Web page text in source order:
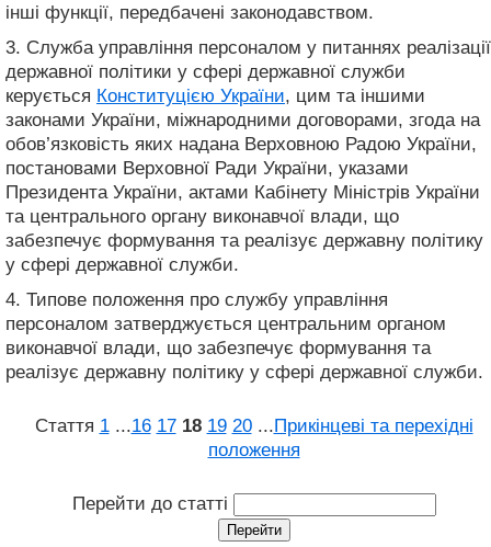
інші функції, передбачені законодавством.
3. Служба управління персоналом у питаннях реалізації
державної політики у сфері державної служби
керується Конституцією України, цим та іншими
законами України, міжнародними договорами, згода на
обов’язковість яких надана Верховною Радою України,
постановами Верховної Ради України, указами
Президента України, актами Кабінету Міністрів України
та центрального органу виконавчої влади, що
забезпечує формування та реалізує державну політику
у сфері державної служби.
4. Типове положення про службу управління
персоналом затверджується центральним органом
виконавчої влади, що забезпечує формування та
реалізує державну політику у сфері державної служби.
Стаття 1 ...16 17 18 19 20 ...Прикінцеві та перехідні
положення
Перейти до статті